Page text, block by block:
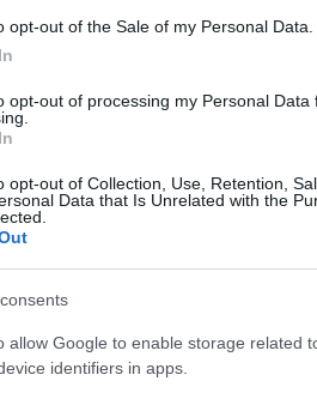
opt-out of the Sale of my Personal Data.
opt-out of processing my Personal Data
opt-out of Collection, Use, Retention,
Data that Is Unrelated with the
allow Google to enable storage related
identifiers in apps.
Sales ως βασικού πυλώνα
όπου η αγορά αυτοκινήτου
η διαθεσιμότητα
εμπειρία πελάτη αποτελούν
εμπιστοσύνης.
Συνεργατών, με στόχο την αύξηση
λειτουργίας και την περαιτέρω